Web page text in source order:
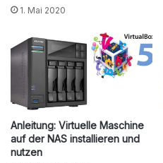
1. Mai 2020
Anleitung: Virtuelle Maschine
auf der NAS installieren und
nutzen